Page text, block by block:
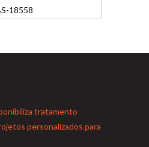
18558
tratamento
personalizados para